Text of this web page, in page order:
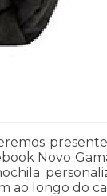
Novo
ao longo do